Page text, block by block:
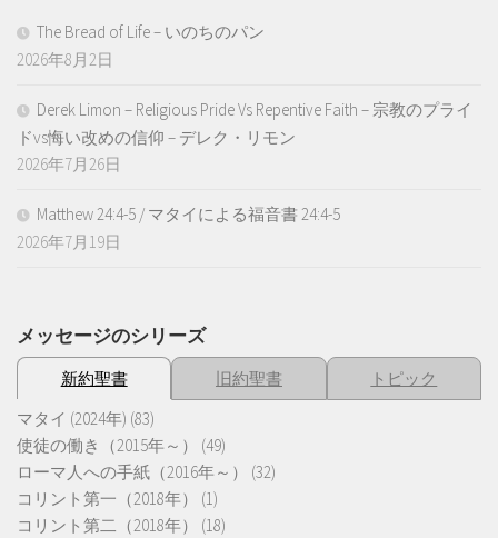
The Bread of Life – いのちのパン
2026年8月2日
Derek Limon – Religious Pride Vs Repentive Faith – 宗教のプライ
ドvs悔い改めの信仰 – デレク・リモン
2026年7月26日
Matthew 24:4-5 / マタイによる福音書 24:4-5
2026年7月19日
メッセージのシリーズ
新約聖書 旧約聖書
トピック
マタイ (2024年) (83)
使徒の働き（2015年～）
(49)
ローマ人への手紙（2016年～）
(32)
コリント第一（2018年）
(1)
コリント第二（2018年）
(18)